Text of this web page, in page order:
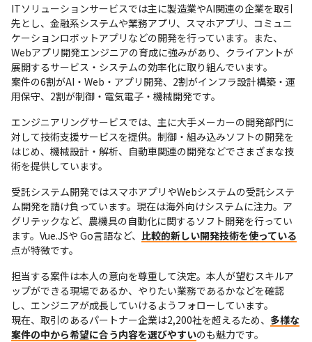
ITソリューションサービスでは主に製造業やAI関連の企業を取引
先とし、金融系システムや業務アプリ、スマホアプリ、コミュニ
ケーションロボットアプリなどの開発を行っています。また、
Webアプリ開発エンジニアの育成に強みがあり、クライアントが
展開するサービス・システムの効率化に取り組んでいます。
案件の6割がAI・Web・アプリ開発、2割がインフラ設計構築・運
用保守、2割が制御・電気電子・機械開発です。
エンジニアリングサービスでは、主に大手メーカーの開発部門に
対して技術支援サービスを提供。制御・組み込みソフトの開発を
はじめ、機械設計・解析、自動車関連の開発などでさまざまな技
術を提供しています。
受託システム開発ではスマホアプリやWebシステムの受託システ
ム開発を請け負っています。現在は海外向けシステムに注力。ア
グリテックなど、農機具の自動化に関するソフト開発を行ってい
ます。Vue.JSや Go言語など、 比較的新しい開発技術を使っている
点が特徴です。
担当する案件は本人の意向を尊重して決定。本人が望むスキルア
ップができる現場であるか、やりたい業務であるかなどを確認
し、エンジニアが成長していけるようフォローしています。
現在、取引のあるパートナー企業は2,200社を超えるため、 多様な
案件の中から希望に合う内容を選びやすいのも魅力です。